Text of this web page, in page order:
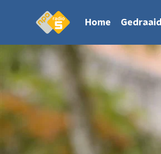
Home Gedraaid